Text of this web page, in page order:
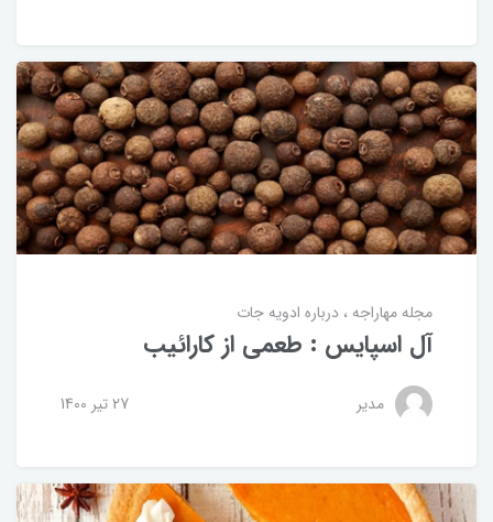
مجله مهاراجه درباره ادویه جات
آل اسپایس : طعمی از کارائیب
مدیر 27 تير 1400